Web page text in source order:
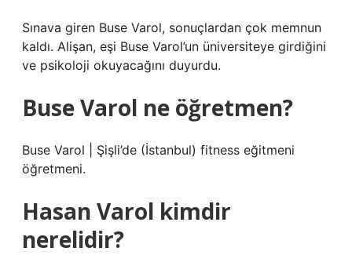
Sınava giren Buse Varol, sonuçlardan çok memnun
kaldı. Alişan, eşi Buse Varol’un üniversiteye girdiğini
ve psikoloji okuyacağını duyurdu.
Buse Varol ne öğretmen?
Buse Varol | Şişli’de (İstanbul) fitness eğitmeni
öğretmeni.
Hasan Varol kimdir
nerelidir?